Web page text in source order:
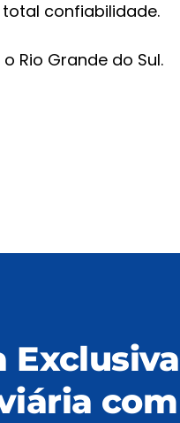
confiabilidade.
Rio Grande do Sul.